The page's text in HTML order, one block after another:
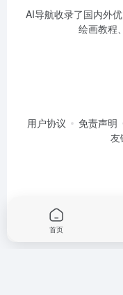
AI导航收录了国内外
绘画教程
用户协议 免责声明
友
首页